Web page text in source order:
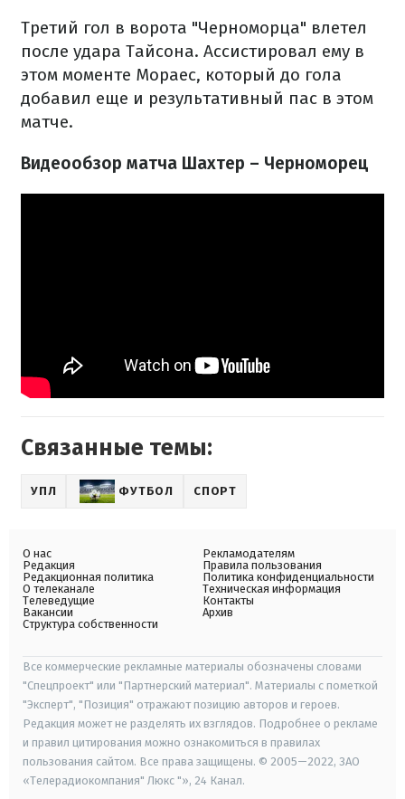
Третий гол в ворота "Черноморца" влетел
после удара Тайсона. Ассистировал ему в
этом моменте Мораес, который до гола
добавил еще и результативный пас в этом
матче.
Видеообзор матча Шахтер – Черноморец
Связанные темы:
УПЛ ФУТБОЛ СПОРТ
О нас
Редакция
Редакционная политика
О телеканале
Телеведущие
Вакансии
Структура собственности
Рекламодателям
Правила пользования
Политика конфиденциальности
Техническая информация
Контакты
Архив
Все коммерческие рекламные материалы обозначены словами
"Спецпроект" или "Партнерский материал". Материалы с пометкой
"Эксперт", "Позиция" отражают позицию авторов и героев.
Редакция может не разделять их взглядов. Подробнее о рекламе
и правил цитирования можно ознакомиться в правилах
пользования сайтом. Все права защищены. © 2005—2022, ЗАО
«Телерадиокомпания" Люкс "», 24 Канал.